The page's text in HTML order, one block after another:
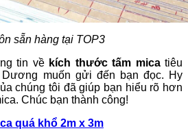
sẵn hàng tại TOP3
tin về kích thước tấm micatiêu
muốn gửi đến bạn đọc. Hy
chúng tôi đã giúp bạn hiểu rõ hơn
Chúc bạn thành công!
quá khổ 2m x 3m